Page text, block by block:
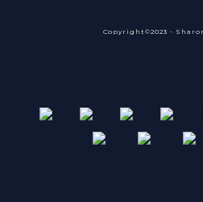
Copyright©2023 -